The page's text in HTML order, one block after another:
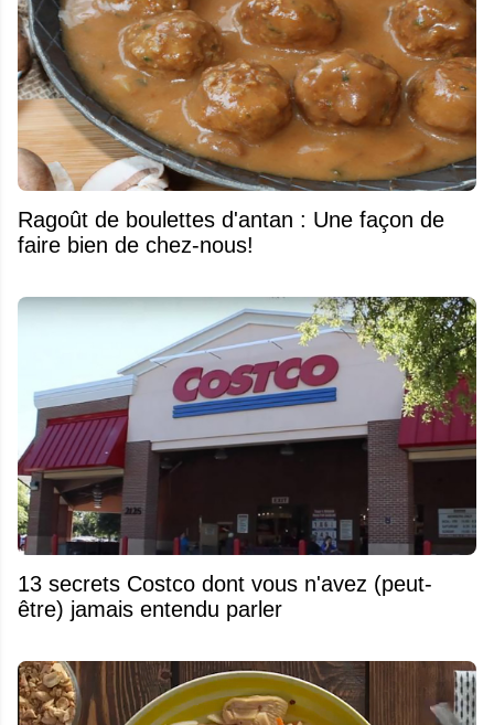
Ragoût de boulettes d'antan : Une façon de
faire bien de chez-nous!
13 secrets Costco dont vous n'avez (peut-
être) jamais entendu parler